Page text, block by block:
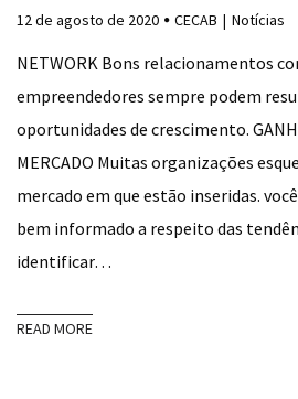
12 de agosto de 2020 CECAB Notícias
NETWORK Bons relacionamentos
empreendedores sempre podem
oportunidades de crescimento.
MERCADO Muitas organizações
mercado em que estão inseridas.
bem informado a respeito das
identificar…
READ MORE